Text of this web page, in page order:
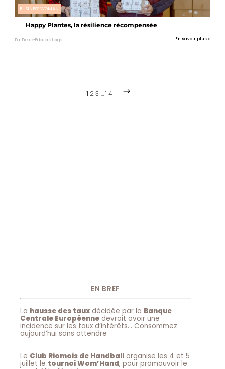
BUSINESS WOMAN
Happy Plantes, la résilience récompensée
Par Pierre-Edouard Laigo En savoir plus »
1 23 …14
EN BREF
La hausse des taux décidée par la Banque
Centrale Européenne devrait avoir une
incidence sur les taux d’intérêts… Consommez
aujourd’hui sans attendre
Le Club Riomois de Handball organise les 4 et 5
juillet le tournoi Wom’Hand, pour promouvoir le